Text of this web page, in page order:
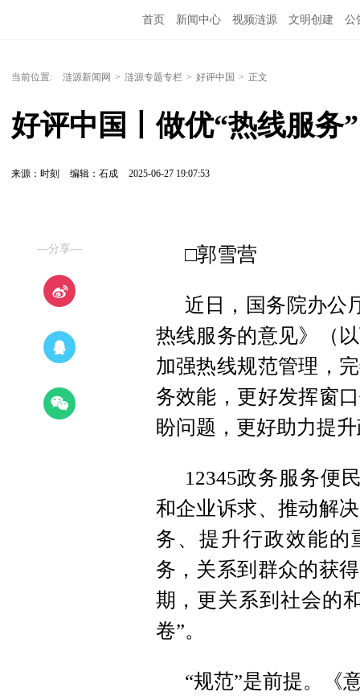
首页 新闻中心 视频涟源 文明创建 公
当前位置: 涟源新闻网 > 涟源专题专栏 > 好评中国 > 正文
好评中国丨做优“热线服务
来源：时刻 编辑：石成 2025-06-27 19:07:53
—分享— □郭雪营
近日，国务院办公
热线服务的意见》（
加强热线规范管理，
务效能，更好发挥窗
盼问题，更好助力提
12345政务服务便
和企业诉求、推动解
务、提升行政效能的
务，关系到群众的获
期，更关系到社会的
卷”。
“规范”是前提。《